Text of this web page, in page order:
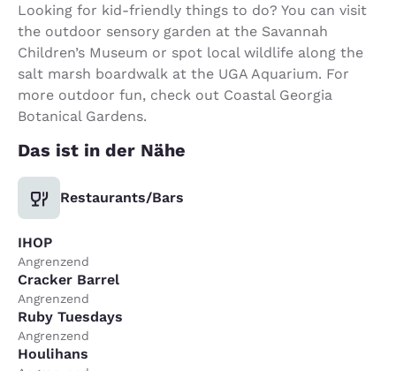
Looking for kid-friendly things to do? You can visit
the outdoor sensory garden at the Savannah
Children’s Museum or spot local wildlife along the
salt marsh boardwalk at the UGA Aquarium. For
more outdoor fun, check out Coastal Georgia
Botanical Gardens.
Das ist in der Nähe
Restaurants/Bars
IHOP
Angrenzend
Cracker Barrel
Angrenzend
Ruby Tuesdays
Angrenzend
Houlihans